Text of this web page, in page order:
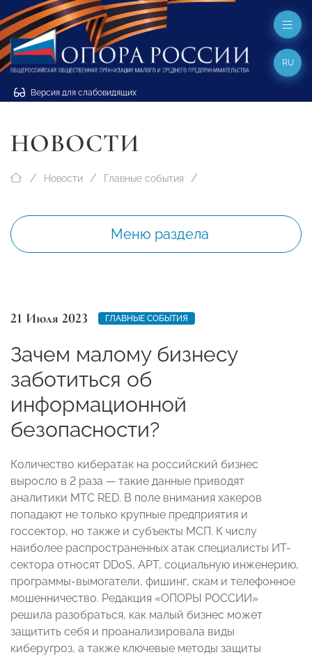
Версия для слабовидящих
RU
НОВОСТИ
Новости Главные события
Меню раздела
21 Июля 2023 ГЛАВНЫЕ СОБЫТИЯ
Зачем малому бизнесу
заботиться об
информационной
безопасности?
Количество кибератак на российский бизнес
выросло в 2 раза — такие данные приводят
аналитики МТС RED. В поле внимания хакеров
попадают не только крупные предприятия и
госсектор, но также и субъекты МСП. К числу
наиболее распространенных атак специалисты ИТ-
сектора относят DDoS, APT, социальную инженерию,
программы-вымогатели, фишинг, скам и телефонное
мошенничество. Редакция «ОПОРЫ РОССИИ»
решила разобраться, как малый бизнес может
защитить себя и проанализировала виды
киберугроз, а также ключевые методы защиты